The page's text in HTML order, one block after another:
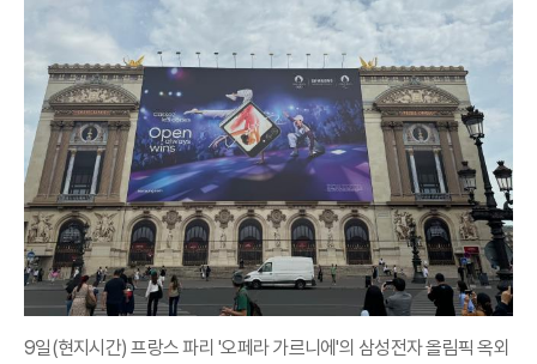
9일(현지시간) 프랑스 파리 '오페라 가르니에'의 삼성전자 올림픽 옥외